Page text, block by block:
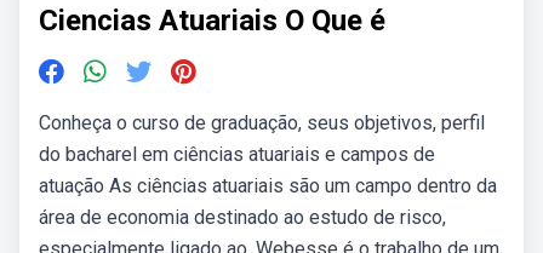
Ciencias Atuariais O Que é
Conheça o curso de graduação, seus objetivos, perfil
do bacharel em ciências atuariais e campos de
atuação As ciências atuariais são um campo dentro da
área de economia destinado ao estudo de risco,